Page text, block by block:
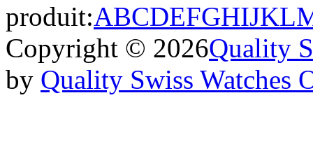
produit:ABCDEFGHIJKL
Copyright © 2026Quality
by Quality Swiss Watches